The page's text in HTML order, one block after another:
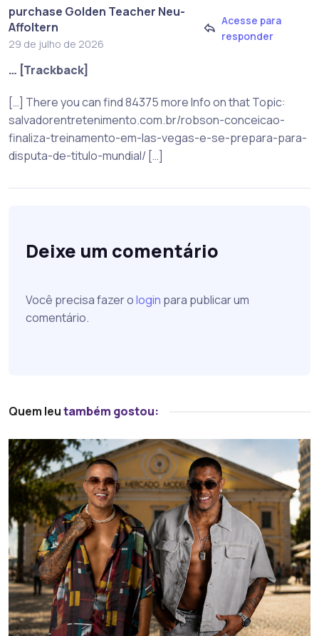
purchase Golden Teacher Neu-
Affoltern
29 de julho de 2026
Acesse para
responder
… [Trackback]
[…] There you can find 84375 more Info on that Topic:
salvadorentretenimento.com.br/robson-conceicao-
finaliza-treinamento-em-las-vegas-e-se-prepara-para-
disputa-de-titulo-mundial/ […]
Deixe um comentário
Você precisa fazer ologin para publicar um
comentário.
Quem leutambém gostou: